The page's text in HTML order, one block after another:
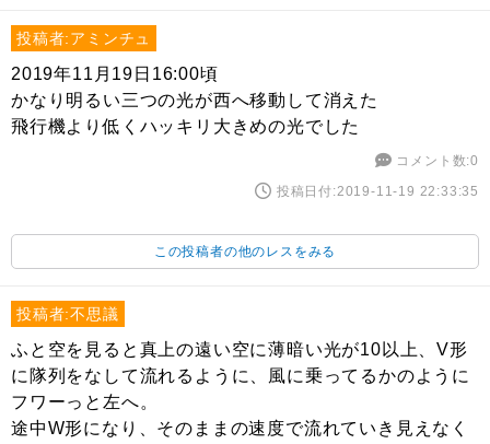
投稿者:アミンチュ
2019年11月19日16:00頃
かなり明るい三つの光が西へ移動して消えた
飛行機より低くハッキリ大きめの光でした
コメント数:0
投稿日付:2019-11-19 22:33:35
この投稿者の他のレスをみる
投稿者:不思議
ふと空を見ると真上の遠い空に薄暗い光が10以上、V形
に隊列をなして流れるように、風に乗ってるかのように
フワーっと左へ。
途中W形になり、そのままの速度で流れていき見えなく